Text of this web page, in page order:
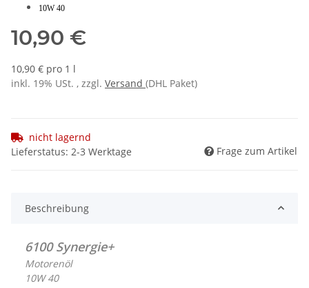
10W 40
10,90 €
10,90 € pro 1 l
inkl. 19% USt. , zzgl. Versand (DHL Paket)
nicht lagernd
Lieferstatus: 2-3 Werktage
Frage zum Artikel
Beschreibung
6100 Synergie+
Motorenöl
10W 40